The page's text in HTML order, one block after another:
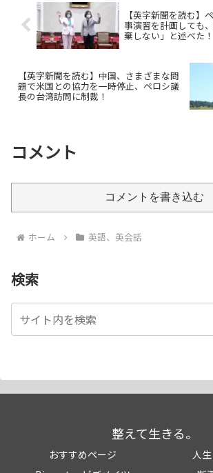
埋めしたから。でも、ビジ...
上げようと思
全体...
【英字新聞を読む】
事演習を計画しても
棄しない」と述べた！
【英字新聞を読む】中国、さまざまな問
題で米国との協力を一時停止、ペロシ議
長の台湾訪問に制裁！
コメント
コメントを書き込む
ホーム 英語、英会話
検索
整えて生きる。
おすすめページ
人